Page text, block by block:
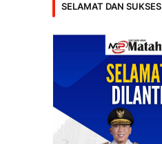
SELAMAT DAN SUKSES